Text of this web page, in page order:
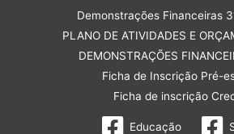
Demonstrações Financeiras
PLANO DE ATIVIDADES E
DEMONSTRAÇÕES
Ficha de Inscrição Pré-
Ficha de inscrição
Educação